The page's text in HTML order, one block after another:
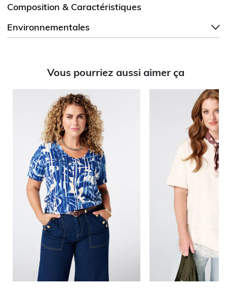
Composition & Caractéristiques
Environnementales
Vous pourriez aussi aimer ça